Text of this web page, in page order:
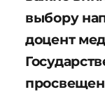
выбору
доцент